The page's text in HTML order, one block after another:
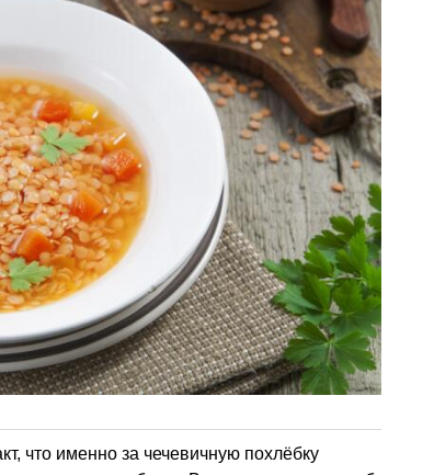
что именно за чечевичную похлёбку